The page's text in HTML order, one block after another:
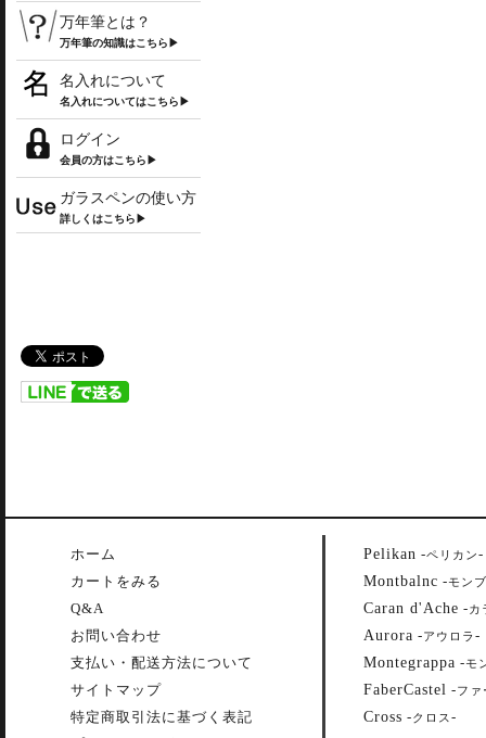
万年筆とは？
万年筆の知識はこちら▶
名入れについて
名入れについてはこちら▶
ログイン
会員の方はこちら▶
ガラスペンの使い方
詳しくはこちら▶
ホーム
カートをみる
Q&A
お問い合わせ
支払い・配送方法について
サイトマップ
特定商取引法に基づく表記
Pelikan -ペリカン-
Montbalnc -モン
Caran d'Ache -カ
Aurora -アウロラ -
Montegrappa -モ
FaberCastel -ファ
Cross -クロス -